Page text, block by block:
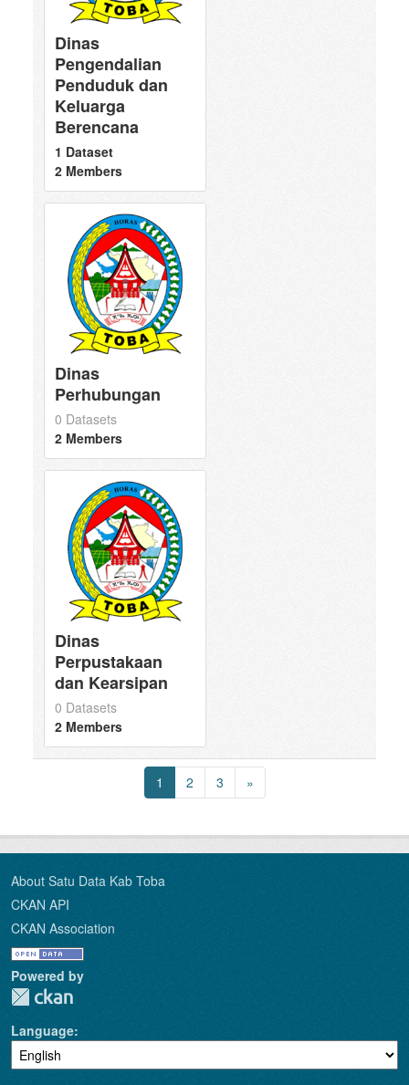
Dinas
Pengendalian
Penduduk dan
Keluarga
Berencana
1 Dataset
2 Members
Dinas
Perhubungan
0 Datasets
2 Members
Dinas
Perpustakaan
dan Kearsipan
0 Datasets
2 Members
1 2 3 »
About Satu Data Kab Toba
CKAN API
CKAN Association
Powered by
Language